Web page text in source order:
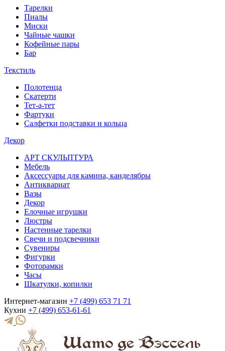
Тарелки
Пиалы
Миски
Чайные чашки
Кофейные пары
Бар
Текстиль
Полотенца
Скатерти
Тет-а-тет
Фартуки
Салфетки подставки и кольца
Декор
АРТ СКУЛЬПТУРА
Мебель
Аксессуары для камина, канделябры
Антиквариат
Вазы
Декор
Елочные игрушки
Люстры
Настенные тарелки
Свечи и подсвечники
Сувениры
Фигурки
Фоторамки
Часы
Шкатулки, копилки
Интернет-магазин +7 (499) 653 71 71
Кухни +7 (499) 653-61-61